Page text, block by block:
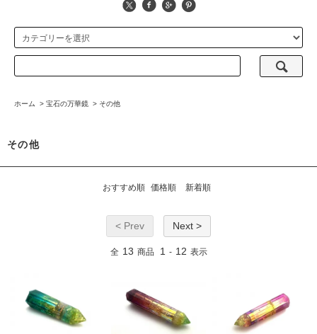
ホーム > 宝石の万華鏡 > その他
その他
おすすめ順 価格順 新着順
< Prev Next >
全 13 商品 1 - 12 表示